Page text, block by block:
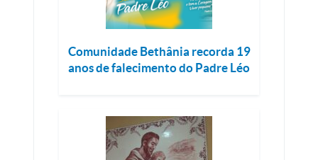
Comunidade Bethânia recorda 19
anos de falecimento do Padre Léo